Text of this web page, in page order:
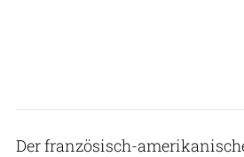
Der französisch-